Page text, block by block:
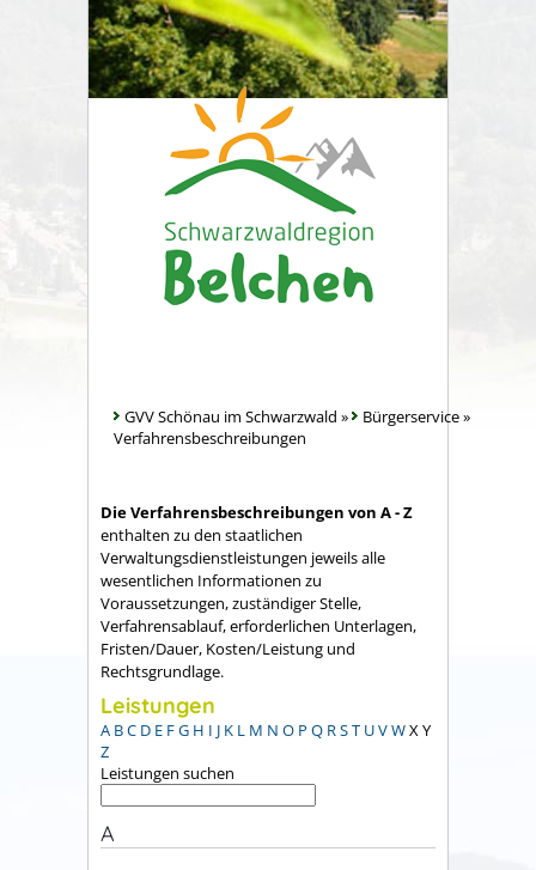
GVV Schönau im Schwarzwald » Bürgerservice»
Verfahrensbeschreibungen
Die Verfahrensbeschreibungen von A - Z
enthalten zu den staatlichen
Verwaltungsdienstleistungen jeweils alle
wesentlichen Informationen zu
Voraussetzungen, zuständiger Stelle,
Verfahrensablauf, erforderlichen Unterlagen,
Fristen/Dauer, Kosten/Leistung und
Rechtsgrundlage.
Leistungen
A BC D E FG H I J K L M N O P Q RST UVWXY
Z
Leistungen suchen
A